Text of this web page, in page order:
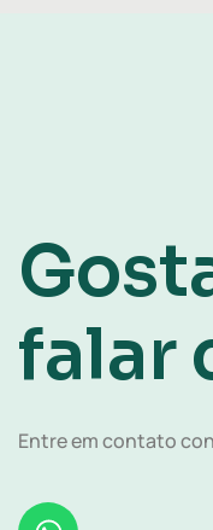
falar
Entre em contato